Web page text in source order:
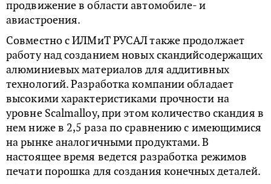
продвижение в области автомобиле- и
авиастроения.
Совместно с ИЛМиТ РУСАЛ также продолжает
работу над созданием новых скандийсодержащих
алюминиевых материалов для аддитивных
технологий. Разработка компании обладает
высокими характеристиками прочности на
уровне Sсalmalloy, при этом количество скандия в
нем ниже в 2,5 раза по сравнению с имеющимися
на рынке аналогичными продуктами. В
настоящее время ведется разработка режимов
печати порошка для создания конечных деталей.